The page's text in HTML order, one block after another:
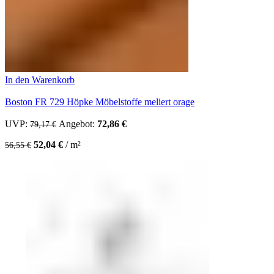
In den Warenkorb
Boston FR 729 Höpke Möbelstoffe meliert orage
UVP: 79,17€ Ursprünglicher Preis war: 79,17 €
Angebot: 72,86 €
56,55€ 52,04 € /m²